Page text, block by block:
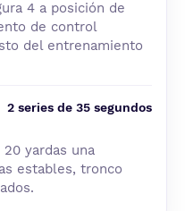
4 a posición de
de control
del entrenamiento
2 series de 35 segundos
yardas una
estables, tronco